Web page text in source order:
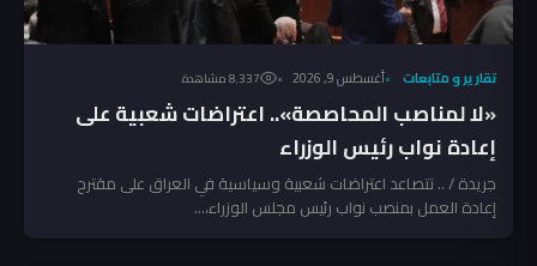
تقارير و متابعات أغسطس 9, 2026 8٬337 مشاهدة
«لا لمناصب المحاصصة».. اعتراضات شعبية على
إعادة نواب رئيس الوزراء
جريدة / .. تتصاعد اعتراضات شعبية وسياسية في العراق على مقترح
إعادة العمل بمنصب نواب رئيس مجلس الوزراء،...